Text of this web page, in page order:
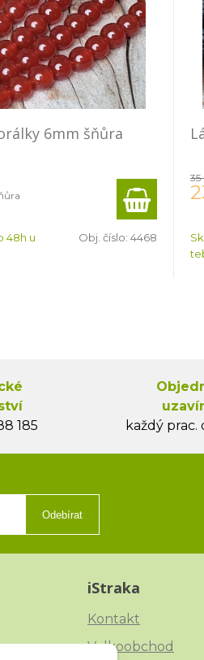
6mm šňůra
48h u
Obj. číslo: 4468
185
každý prac.
Odebírat
iStraka
Kontakt
Velkoobchod